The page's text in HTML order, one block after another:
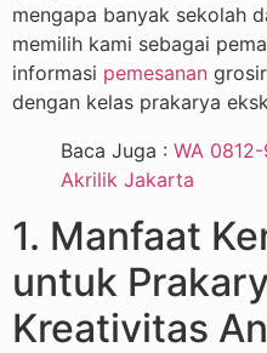
mengapa banyak sekolah
memilih kami sebagai
informasi pemesanan
dengan kelas prakarya
Baca Juga : WA
Akrilik Jakarta
1. Manfaat
untuk
Kreativitas